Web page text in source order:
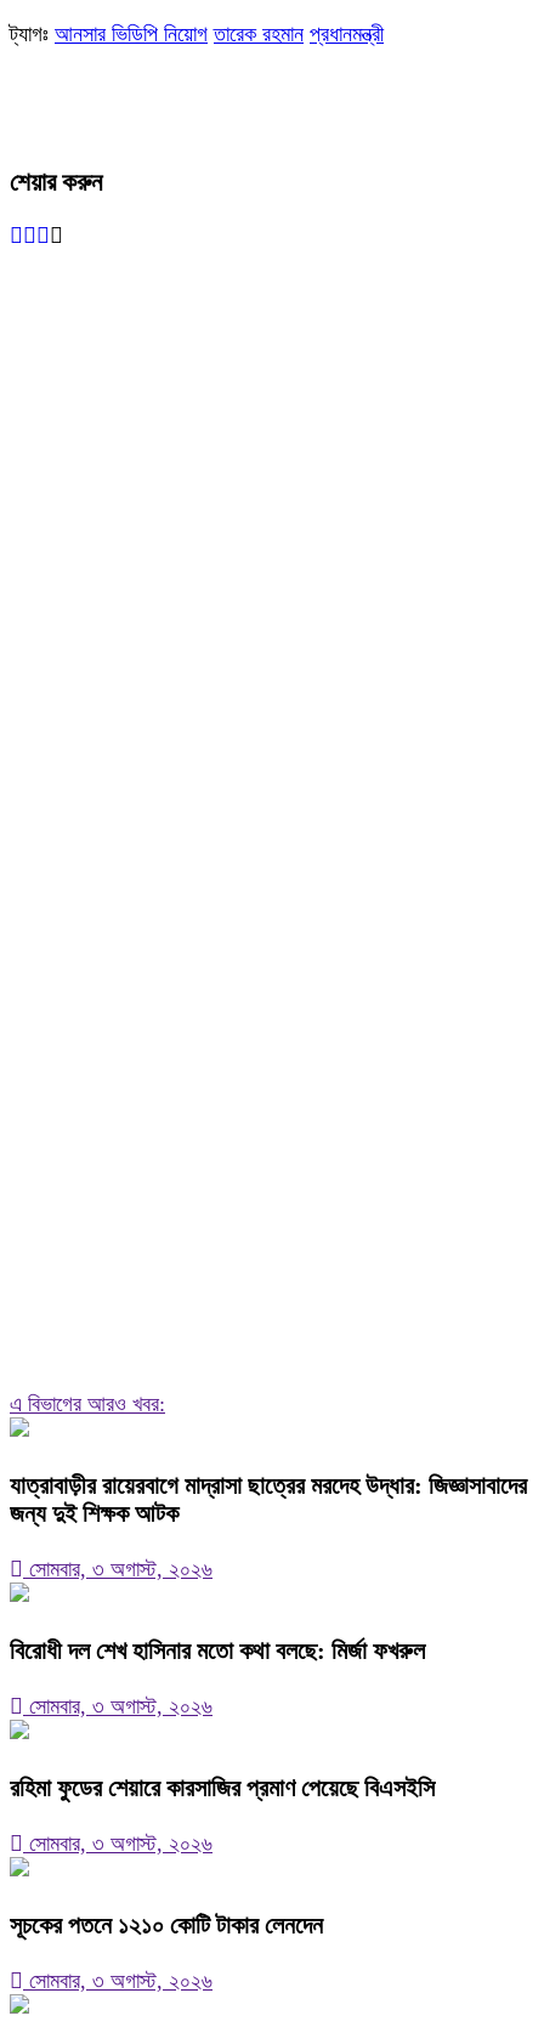
ট্যাগঃ আনসার ভিডিপি নিয়োগ তারেক রহমান প্রধানমন্ত্রী
শেয়ার করুন
এ বিভাগের আরও খবর:
যাত্রাবাড়ীর রায়েরবাগে মাদ্রাসা ছাত্রের মরদেহ উদ্ধার: জিজ্ঞাসাবাদের
জন্য দুই শিক্ষক আটক
সোমবার, ৩ অগাস্ট, ২০২৬
বিরোধী দল শেখ হাসিনার মতো কথা বলছে: মির্জা ফখরুল
সোমবার, ৩ অগাস্ট, ২০২৬
রহিমা ফুডের শেয়ারে কারসাজির প্রমাণ পেয়েছে বিএসইসি
সোমবার, ৩ অগাস্ট, ২০২৬
সূচকের পতনে ১২১০ কোটি টাকার লেনদেন
সোমবার, ৩ অগাস্ট, ২০২৬